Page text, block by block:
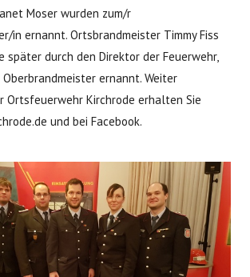
Moser wurden zum/r
in ernannt. Ortsbrandmeister Timmy Fiss
später durch den Direktor der Feuerwehr,
Oberbrandmeister ernannt. Weiter
Ortsfeuerwehr Kirchrode erhalten Sie
und bei Facebook.